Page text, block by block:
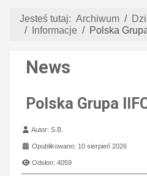
Jesteś tutaj: Archiwum
Informacje
Polska
News
Polska Grupa
Szczegóły
Autor:S.B.
Opublikowano: 10 sierpień 2026
Odsłon: 4059